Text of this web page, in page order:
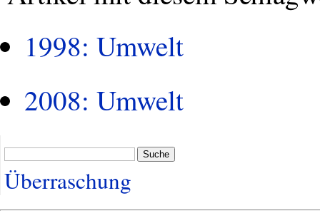
1998: Umwelt
2008: Umwelt
Suche
Überraschung